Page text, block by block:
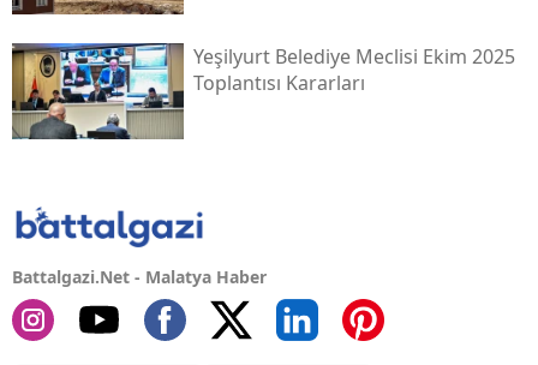
Yeşilyurt Belediye Meclisi Ekim 2025
Toplantısı Kararları
Battalgazi.Net - Malatya Haber